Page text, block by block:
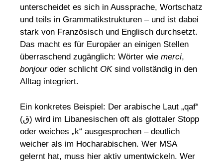
unterscheidet es sich in Aussprache, Wortschatz
und teils in Grammatikstrukturen – und ist dabei
stark von Französisch und Englisch durchsetzt.
Das macht es für Europäer an einigen Stellen
überraschend zugänglich: Wörter wie merci,
bonjouroder schlicht OKsind vollständig in den
Alltag integriert.
Ein konkretes Beispiel: Der arabische Laut „qaf“
(ق) wird im Libanesischen oft als glottaler Stopp
oder weiches „k“ ausgesprochen – deutlich
weicher als im Hocharabischen. Wer MSA
gelernt hat, muss hier aktiv umentwickeln. Wer